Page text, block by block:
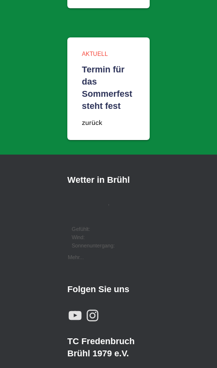
AKTUELL
Termin für
das
Sommerfest
steht fest
zurück
Wetter in Brühl
,
Gefühlt:
Wind:
Sonnenuntergang:
Mehr...
Folgen Sie uns
Y
O
U
B
E
N
A
G
R
A
TC Fredenbruch
Brühl 1979 e.V.